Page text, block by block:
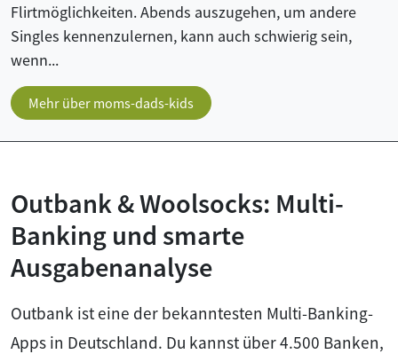
Flirtmöglichkeiten. Abends auszugehen, um andere
Singles kennenzulernen, kann auch schwierig sein,
wenn...
Mehr über moms-dads-kids
Outbank & Woolsocks: Multi-
Banking und smarte
Ausgabenanalyse
Outbank ist eine der bekanntesten Multi-Banking-
Apps in Deutschland. Du kannst über 4.500 Banken,